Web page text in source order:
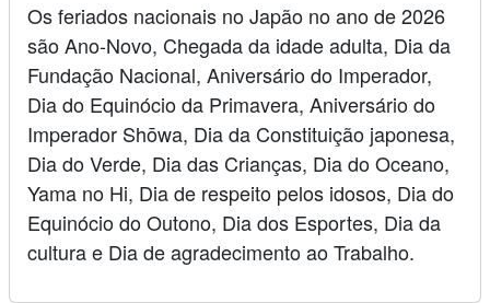
Os feriados nacionais no Japão no ano de 2026
são Ano-Novo, Chegada da idade adulta, Dia da
Fundação Nacional, Aniversário do Imperador,
Dia do Equinócio da Primavera, Aniversário do
Imperador Shōwa, Dia da Constituição japonesa,
Dia do Verde, Dia das Crianças, Dia do Oceano,
Yama no Hi, Dia de respeito pelos idosos, Dia do
Equinócio do Outono, Dia dos Esportes, Dia da
cultura e Dia de agradecimento ao Trabalho.